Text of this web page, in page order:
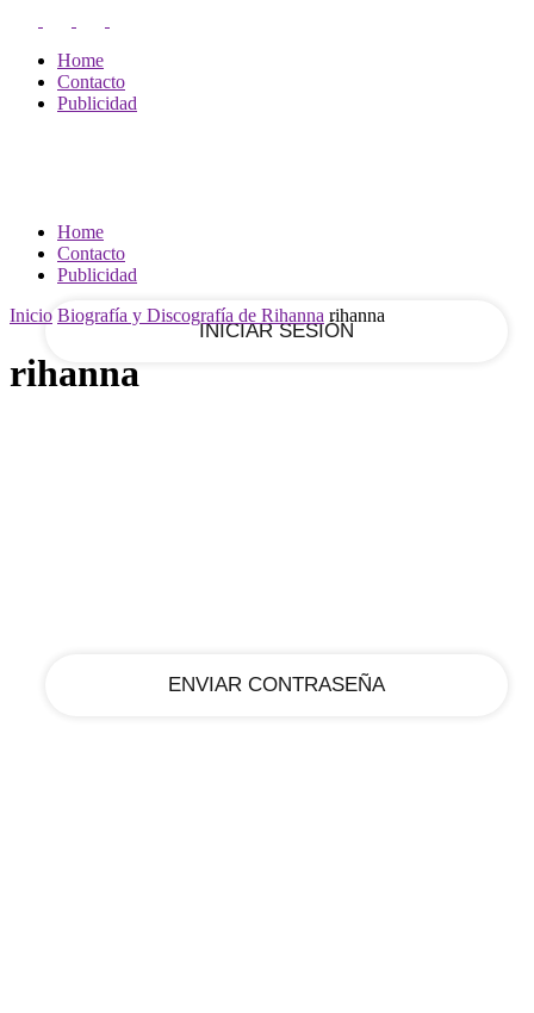
Home
Contacto
Publicidad
tu contraseña
Home
Contacto
Publicidad
Inicio Biografía y Discografía de Rihanna rihanna
rihanna